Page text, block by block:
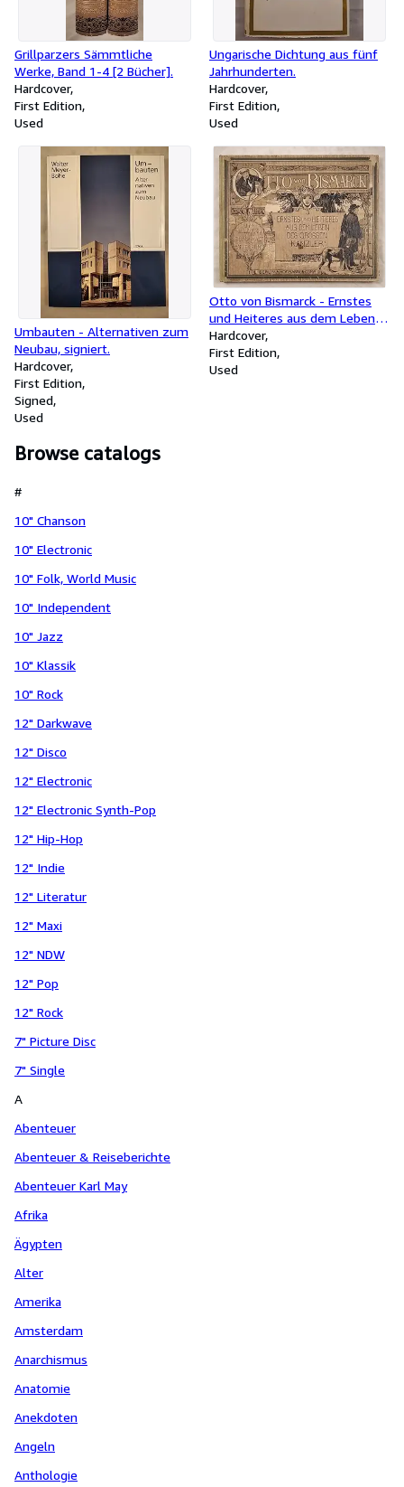
Grillparzers Sämmtliche
Werke, Band 1-4 [2 Bücher].
Hardcover
First Edition
Used
Ungarische Dichtung aus fünf
Jahrhunderten.
Hardcover
First Edition
Used
Umbauten - Alternativen zum
Neubau, signiert.
Hardcover
First Edition
Signed
Used
Otto von Bismarck - Ernstes
und Heiteres aus dem Leben
des grossen Kanzlers.
Hardcover
First Edition
Used
Browse catalogs
#
10" Chanson
10" Electronic
10" Folk, World Music
10" Independent
10" Jazz
10" Klassik
10" Rock
12" Darkwave
12" Disco
12" Electronic
12" Electronic Synth-Pop
12" Hip-Hop
12" Indie
12" Literatur
12" Maxi
12" NDW
12" Pop
12" Rock
7" Picture Disc
7" Single
A
Abenteuer
Abenteuer & Reiseberichte
Abenteuer Karl May
Afrika
Ägypten
Alter
Amerika
Amsterdam
Anarchismus
Anatomie
Anekdoten
Angeln
Anthologie